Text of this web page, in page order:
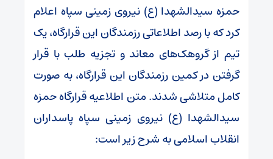
حمزه سیدالشهدا (ع) نیروی زمینی سپاه اعلام
کرد که با رصد اطلاعاتی رزمندگان این قرارگاه، یک
تیم از گروهک‌های معاند و تجزیه طلب با قرار
گرفتن در کمین رزمندگان این قرارگاه، به صورت
کامل متلاشی شدند. متن اطلاعیه قرارگاه حمزه
سیدالشهدا (ع) نیروی زمینی سپاه پاسداران
انقلاب اسلامی به شرح زیر است: